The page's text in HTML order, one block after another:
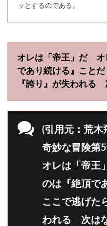
ッとするのである。
オレは「帝王」だ オ
であり続ける』こと
『誇り』が失われる
(引用元：荒木
奇妙な冒険第
オレは「帝王
のは『絶頂で
ここで逃げた
われる 次は